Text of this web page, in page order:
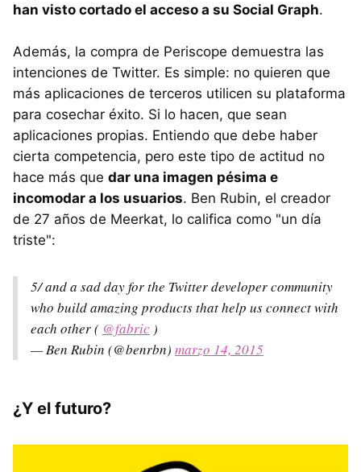
han visto cortado el acceso a su Social Graph.
Además, la compra de Periscope demuestra las
intenciones de Twitter. Es simple: no quieren que
más aplicaciones de terceros utilicen su plataforma
para cosechar éxito. Si lo hacen, que sean
aplicaciones propias. Entiendo que debe haber
cierta competencia, pero este tipo de actitud no
hace más que dar una imagen pésima e
incomodar a los usuarios. Ben Rubin, el creador
de 27 años de Meerkat, lo califica como "un día
triste":
5/ and a sad day for the Twitter developer community
who build amazing products that help us connect with
each other ( @fabric )
— Ben Rubin (@benrbn) marzo 14, 2015
¿Y el futuro?